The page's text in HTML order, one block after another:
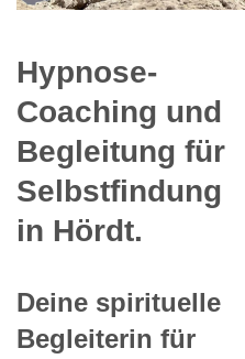
Hypnose-
Coaching und
Begleitung für
Selbstfindung
in Hördt.
Deine spirituelle
Begleiterin für